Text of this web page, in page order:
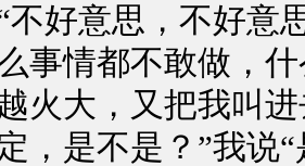
不好意思，不好意
事情都不敢做，
火大，又把我叫
，是不是？”我说